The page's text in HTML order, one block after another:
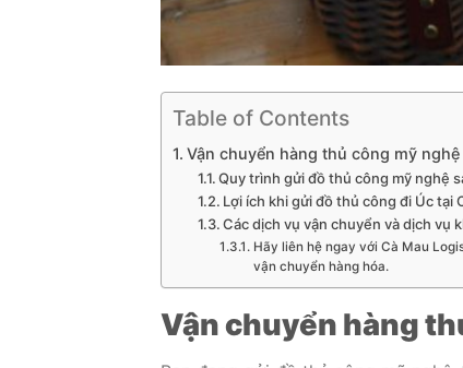
Table of Contents
Vận chuyển hàng thủ công mỹ
Quy trình gửi đồ thủ công mỹ nghệ
Lợi ích khi gửi đồ thủ công đi Úc tại
Các dịch vụ vận chuyển và dịch vụ
Hãy liên hệ ngay với Cà Mau
vận chuyển hàng hóa.
Vận chuyển hàng